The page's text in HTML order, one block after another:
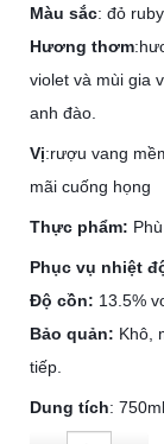
Màu sắc: đỏ
Hương thơm
violet và mùi gia
anh đào.
Vị:rượu vang
mãi cuống họng
Thực phẩm:
Phục vụ nhiệt
Độ cồn: 13.5%
Bảo quản: Khô,
tiếp.
Dung tích: 750ml